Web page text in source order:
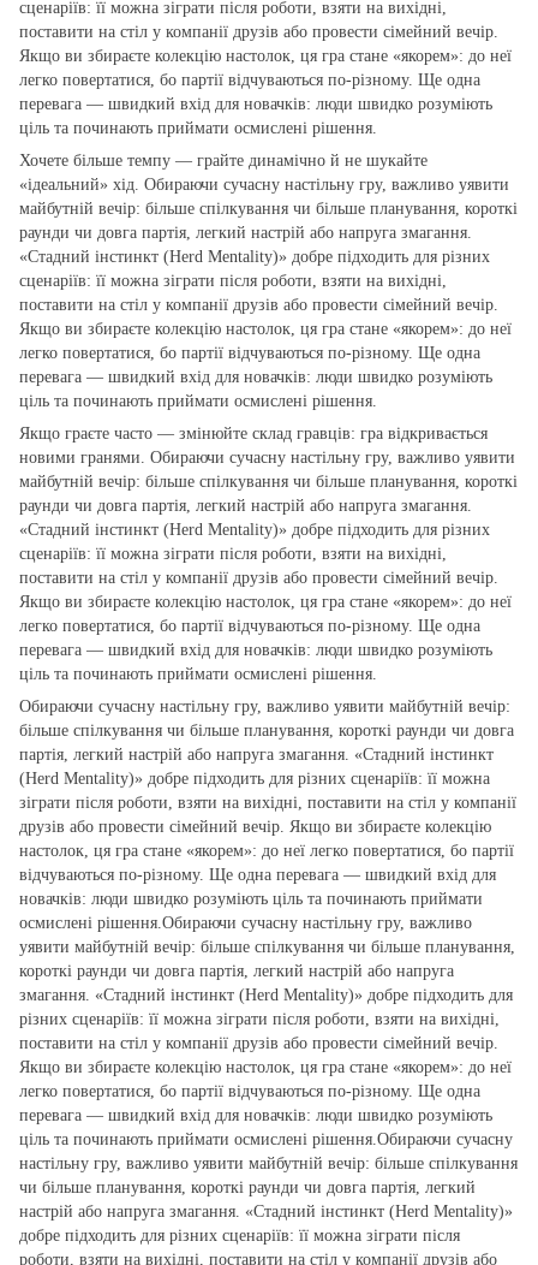
сценаріїв: її можна зіграти після роботи, взяти на вихідні,
поставити на стіл у компанії друзів або провести сімейний вечір.
Якщо ви збираєте колекцію настолок, ця гра стане «якорем»: до неї
легко повертатися, бо партії відчуваються по‑різному. Ще одна
перевага — швидкий вхід для новачків: люди швидко розуміють
ціль та починають приймати осмислені рішення.
Хочете більше темпу — грайте динамічно й не шукайте
«ідеальний» хід. Обираючи сучасну настільну гру, важливо уявити
майбутній вечір: більше спілкування чи більше планування, короткі
раунди чи довга партія, легкий настрій або напруга змагання.
«Стадний інстинкт (Herd Mentality)» добре підходить для різних
сценаріїв: її можна зіграти після роботи, взяти на вихідні,
поставити на стіл у компанії друзів або провести сімейний вечір.
Якщо ви збираєте колекцію настолок, ця гра стане «якорем»: до неї
легко повертатися, бо партії відчуваються по‑різному. Ще одна
перевага — швидкий вхід для новачків: люди швидко розуміють
ціль та починають приймати осмислені рішення.
Якщо граєте часто — змінюйте склад гравців: гра відкривається
новими гранями. Обираючи сучасну настільну гру, важливо уявити
майбутній вечір: більше спілкування чи більше планування, короткі
раунди чи довга партія, легкий настрій або напруга змагання.
«Стадний інстинкт (Herd Mentality)» добре підходить для різних
сценаріїв: її можна зіграти після роботи, взяти на вихідні,
поставити на стіл у компанії друзів або провести сімейний вечір.
Якщо ви збираєте колекцію настолок, ця гра стане «якорем»: до неї
легко повертатися, бо партії відчуваються по‑різному. Ще одна
перевага — швидкий вхід для новачків: люди швидко розуміють
ціль та починають приймати осмислені рішення.
Обираючи сучасну настільну гру, важливо уявити майбутній вечір:
більше спілкування чи більше планування, короткі раунди чи довга
партія, легкий настрій або напруга змагання. «Стадний інстинкт
(Herd Mentality)» добре підходить для різних сценаріїв: її можна
зіграти після роботи, взяти на вихідні, поставити на стіл у компанії
друзів або провести сімейний вечір. Якщо ви збираєте колекцію
настолок, ця гра стане «якорем»: до неї легко повертатися, бо партії
відчуваються по‑різному. Ще одна перевага — швидкий вхід для
новачків: люди швидко розуміють ціль та починають приймати
осмислені рішення.Обираючи сучасну настільну гру, важливо
уявити майбутній вечір: більше спілкування чи більше планування,
короткі раунди чи довга партія, легкий настрій або напруга
змагання. «Стадний інстинкт (Herd Mentality)» добре підходить для
різних сценаріїв: її можна зіграти після роботи, взяти на вихідні,
поставити на стіл у компанії друзів або провести сімейний вечір.
Якщо ви збираєте колекцію настолок, ця гра стане «якорем»: до неї
легко повертатися, бо партії відчуваються по‑різному. Ще одна
перевага — швидкий вхід для новачків: люди швидко розуміють
ціль та починають приймати осмислені рішення.Обираючи сучасну
настільну гру, важливо уявити майбутній вечір: більше спілкування
чи більше планування, короткі раунди чи довга партія, легкий
настрій або напруга змагання. «Стадний інстинкт (Herd Mentality)»
добре підходить для різних сценаріїв: її можна зіграти після
роботи, взяти на вихідні, поставити на стіл у компанії друзів або